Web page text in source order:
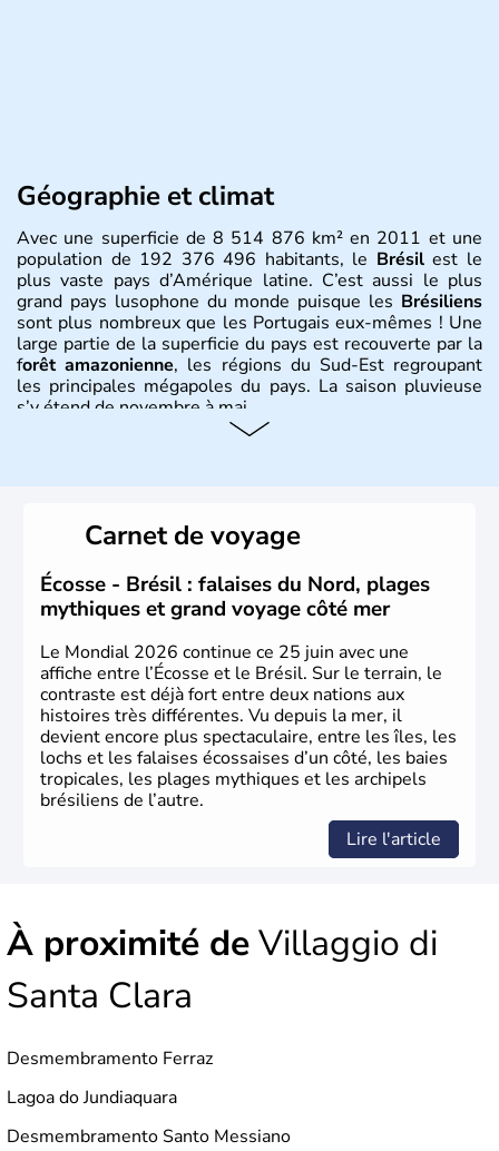
Géographie et climat
Avec une superficie de 8 514 876 km² en 2011 et une
population de 192 376 496 habitants, le Brésilest le
plus vaste pays d’Amérique latine. C’est aussi le plus
grand pays lusophone du monde puisque les Brésiliens
sont plus nombreux que les Portugais eux-mêmes ! Une
large partie de la superficie du pays est recouverte par la
forêt amazonienne, les régions du Sud-Est regroupant
les principales mégapoles du pays. La saison pluvieuse
s’y étend de novembre à mai.
du Brésil ont été atteintes par le portugais Cabral en
1500. Durant le XVIe siècle, de très nombreux esclaves
venus d'Afrique ont permis une large exploitation des
ressources en sucre du pays.
Carnet de voyage
Écosse - Brésil : falaises du Nord, plages
mythiques et grand voyage côté mer
Le Mondial 2026 continue ce 25 juin avec une
affiche entre l’Écosse et le Brésil. Sur le terrain, le
contraste est déjà fort entre deux nations aux
histoires très différentes. Vu depuis la mer, il
devient encore plus spectaculaire, entre les îles, les
lochs et les falaises écossaises d’un côté, les baies
tropicales, les plages mythiques et les archipels
brésiliens de l’autre.
Lire l'article
À proximité deVillaggio di
Santa Clara
Desmembramento Ferraz
Lagoa do Jundiaquara
Desmembramento Santo Messiano